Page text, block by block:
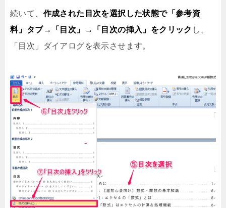
続いて、 作成された目次を選択した状態で「参考資
料」タブ→「目次」→「目次の挿入」をクリック し、
「目次」ダイアログを表示させます。